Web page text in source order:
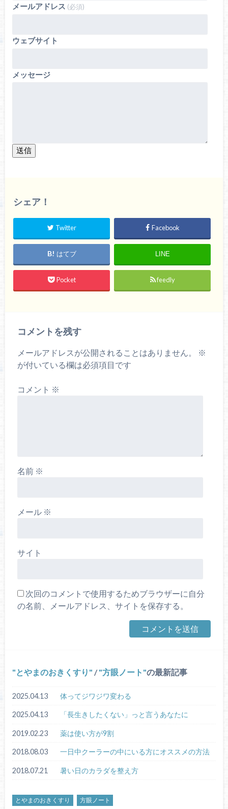
メールアドレス (必須)
ウェブサイト
メッセージ
送信
シェア！
Twitter Facebook
はてブ LINE
Pocket feedly
コメントを残す
メールアドレスが公開されることはありません。
※
が付いている欄は必須項目です
コメント ※
名前 ※
メール ※
サイト
次回のコメントで使用するためブラウザーに自分
の名前、メールアドレス、サイトを保存する。
とやまのおきくすり / 方眼ノート の最新記事
2025.04.13 体ってジワジワ変わる
2025.04.13 「長生きしたくない」っと言うあなたに
2019.02.23 薬は使い方が9割
2018.08.03 一日中クーラーの中にいる方にオススメの方法
2018.07.21 暑い日のカラダを整え方
とやまのおきくすり 方眼ノート